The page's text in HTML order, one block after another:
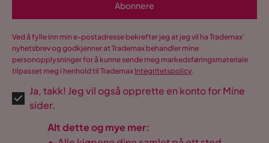
Abonnere
Ved å fylle inn min e-postadresse bekrefter jeg at jeg vil ha Trademax’
nyhetsbrev og godkjenner at Trademax behandler mine
personopplysninger for å kunne sende meg markedsføringsmateriale
tilpasset meg i henhold til Trademax Integritetspolicy.
Ja, takk! Jeg vil også opprette en konto for Mine
sider.
Alt dette og mye mer: